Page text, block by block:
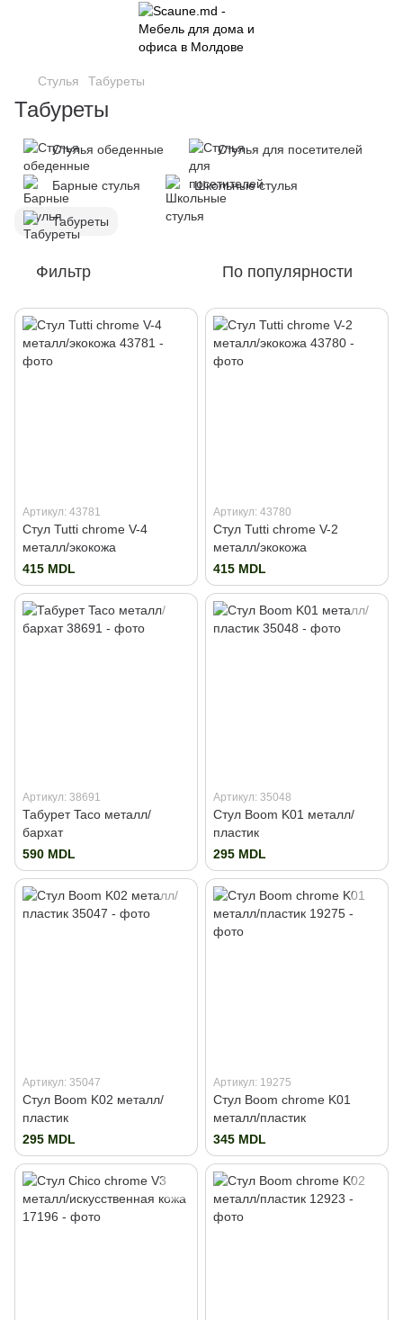
Стулья Табуреты
Табуреты
Стулья обеденные Стулья для посетителей
Барные стулья Школьные стулья
Табуреты
Фильтр По популярности
Артикул: 43781
Стул Tutti chrome V-4
металл/экокожа
415 MDL
Артикул: 43780
Стул Tutti chrome V-2
металл/экокожа
415 MDL
Артикул: 38691
Табурет Taco металл/
бархат
590 MDL
Артикул: 35048
Стул Boom K01 металл/
пластик
295 MDL
Артикул: 35047
Стул Boom K02 металл/
пластик
295 MDL
Артикул: 19275
Стул Boom chrome K01
металл/пластик
345 MDL